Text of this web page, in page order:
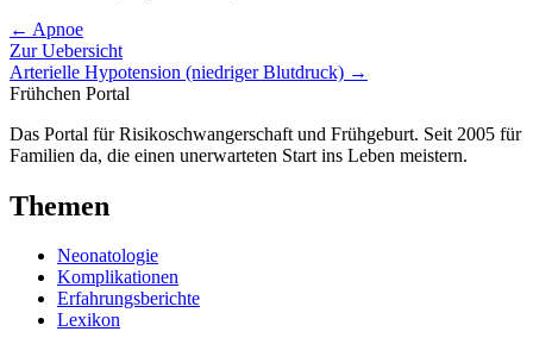
← Apnoe
Zur Uebersicht
Arterielle Hypotension (niedriger Blutdruck) →
Frühchen Portal
Das Portal für Risikoschwangerschaft und Frühgeburt. Seit 2005 für
Familien da, die einen unerwarteten Start ins Leben meistern.
Themen
Neonatologie
Komplikationen
Erfahrungsberichte
Lexikon